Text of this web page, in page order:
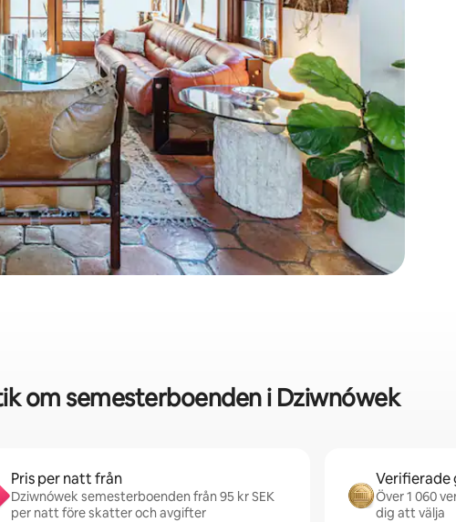
om semesterboenden i Dziwnówek
Pris per natt från
Dziwnówek semesterboenden från 95 kr SEK
per natt före skatter och avgifter
Verifierade
Över 1 060
dig att välja